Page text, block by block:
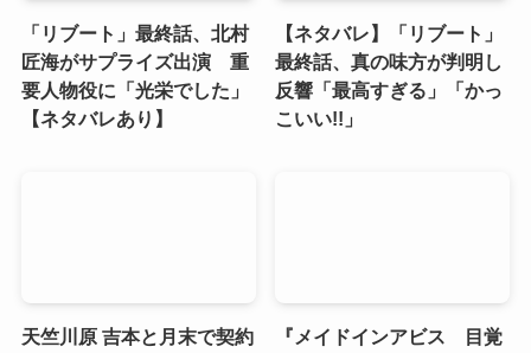
「リブート」最終話、北村
匠海がサプライズ出演 重
要人物役に「光栄でした」
【ネタバレあり】
【ネタバレ】「リブート」
最終話、真の味方が判明し
反響「最高すぎる」「かっ
こいい!!」
天竺川原 吉本と月末で契約
『メイドインアビス 目覚